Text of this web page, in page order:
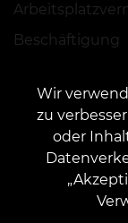
Beschäftigung
Blog
Tattoo
Piercing
Permanent
Wir
zu
oder